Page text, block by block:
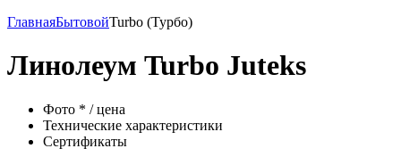
ГлавнаяБытовойTurbo (Турбо)
Линолеум Turbo Juteks
Фото * / цена
Технические характеристики
Сертификаты